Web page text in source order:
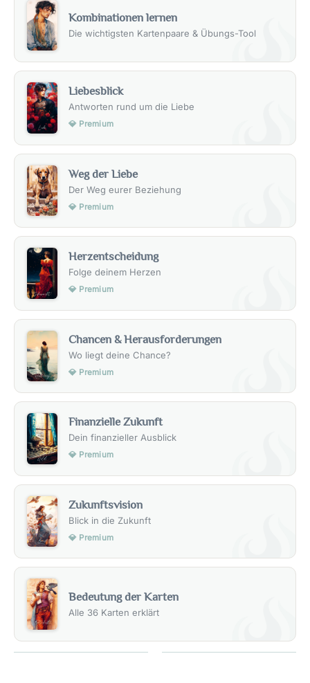
Kombinationen lernen
Die wichtigsten Kartenpaare & Übungs-Tool
Liebesblick
Antworten rund um die Liebe
💎 Premium
Weg der Liebe
Der Weg eurer Beziehung
💎 Premium
Herzentscheidung
Folge deinem Herzen
💎 Premium
Chancen & Herausforderungen
Wo liegt deine Chance?
💎 Premium
Finanzielle Zukunft
Dein finanzieller Ausblick
💎 Premium
Zukunftsvision
Blick in die Zukunft
💎 Premium
Bedeutung der Karten
Alle 36 Karten erklärt